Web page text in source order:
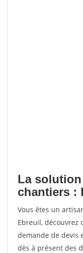
La
chantiers :
Vous êtes un
Ebreuil, découvrez
demande de devis
dès à présent des